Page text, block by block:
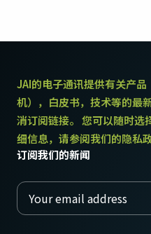
JAI的电子通讯提供有关产
机），白皮书，技术等的最
消订阅链接。 您可以随时选
细信息，请参阅我们的隐私政
订阅我们的新闻